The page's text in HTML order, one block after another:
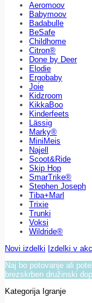
Aeromoov
Babymoov
Badabulle
BeSafe
Childhome
Citron®
Done by Deer
Elodie
Ergobaby
Joie
Kidzroom
KikkaBoo
Kinderfeets
Lässig
Marky®
MiniMeis
Najell
Scoot&Ride
Skip Hop
SmarTrike®
Stephen Joseph
Tiba+Marl
Trixie
Trunki
Voksi
Wildride®
Novi izdelki Izdelki v
Naj bo potovanje ali
brezskrben družinski
Kategorija Igranje